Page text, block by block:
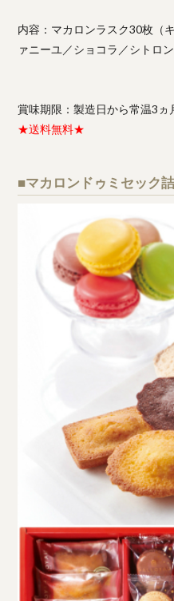
内容：マカロンラスク30枚（
ァニーユ／ショコラ／シトロ
賞味期限：製造日から常温3ヵ
★送料無料★
■マカロンドゥミセック